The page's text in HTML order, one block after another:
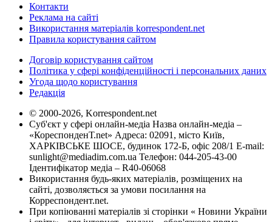
Контакти
Реклама на сайті
Використання матеріалів korrespondent.net
Правила користування сайтом
Договір користування сайтом
Політика у сфері конфіденційності і персональних даних
Угода щодо користування
Редакція
© 2000-2026, Korrespondent.net
Суб'єкт у сфері онлайн-медіа Назва онлайн-медіа –
«КореспонденТ.net» Адреса: 02091, місто Київ,
ХАРКІВСЬКЕ ШОСЕ, будинок 172-Б, офіс 208/1 E-mail:
sunlight@mediadim.com.ua Телефон: 044-205-43-00
Ідентифікатор медіа – R40-06068
Використання будь-яких матеріалів, розміщених на
сайті, дозволяється за умови посилання на
Корреспондент.net.
При копіюванні матеріалів зі сторінки « Новини України